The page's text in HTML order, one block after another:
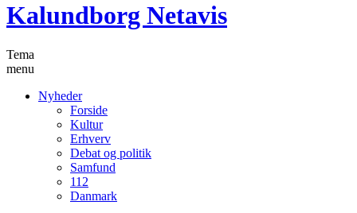
Kalundborg Netavis
Tema
menu
Nyheder
Forside
Kultur
Erhverv
Debat og politik
Samfund
112
Danmark